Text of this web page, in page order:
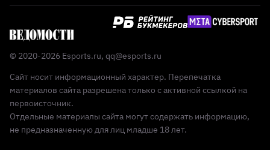
© 2020-2026 Esports.ru, qq@esports.ru
Сайт носит информационный характер. Перепечатка
материалов сайта разрешена только с активной ссылкой на
первоисточник.
Отдельные материалы сайта могут содержать информацию,
не предназначенную для лиц младше 18 лет.